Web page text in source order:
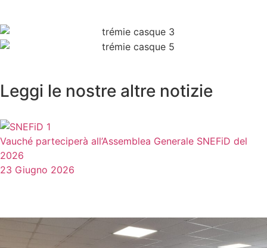
Leggi le nostre altre notizie
Vauché parteciperà all’Assemblea Generale SNEFiD del
2026
23 Giugno 2026